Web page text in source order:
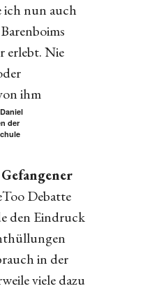
nun auch
erlebt. Nie
ihm
der
Debatte
den Eindruck
in der
viele dazu